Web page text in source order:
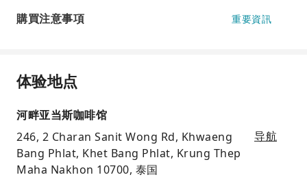
購買注意事項 重要資訊
体验地点
河畔亚当斯咖啡馆
246, 2 Charan Sanit Wong Rd, Khwaeng
Bang Phlat, Khet Bang Phlat, Krung Thep
Maha Nakhon 10700, 泰国
导航